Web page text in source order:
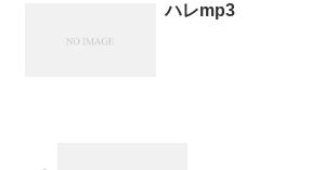
ハレmp3